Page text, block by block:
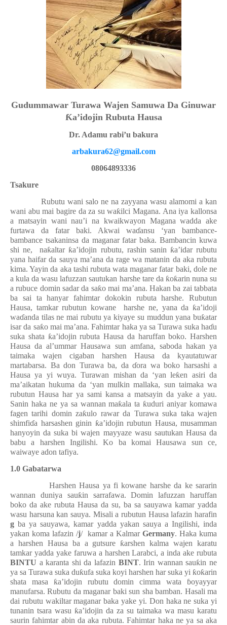
Gudummawar Turawa Wajen Samuwa Da Ginuwar
Ƙa’idojin Rubuta Hausa
Dr. Adamu rabi’u bakura
arbakura62@gmail.com
08064893336
Tsakure
Rubutu wani salo ne na zayyana wasu alamomi a kan
wani abu mai bagire da za su waƙilci Magana. Ana iya kallonsa
a matsayin wani nau’i na kwaikwayon Magana wadda ake
furtawa da fatar baki. Akwai waɗansu ‘yan bambance-
bambance tsakaninsa da maganar fatar baka. Bambancin kuwa
shi ne,
naƙaltar ƙa’idojin rubutu, rashin sanin ƙa’idar rubutu
yana haifar da sauya ma’ana da rage wa matanin da aka rubuta
kima. Yayin da aka tashi rubuta wata maganar fatar baki, dole ne
a kula da wasu lafuzzan sautukan harshe tare da ƙoƙarin nuna su
a rubuce domin sadar da saƙo mai ma’ana. Hakan ba zai tabbata
ba sai ta hanyar fahimtar dokokin rubuta harshe. Rubutun
Hausa, tamkar rubutun kowane
harshe ne, yana da ƙa’idoji
waɗanda tilas ne mai rubutu ya kiyaye su muddun yana buƙatar
isar da saƙo mai ma’ana. Fahimtar haka ya sa Turawa suka haɗu
suka shata ƙa’idojin rubuta Hausa da haruffan boko. Harshen
Hausa da al’ummar Hausawa sun amfana, saboda hakan ya
taimaka wajen cigaban harshen Hausa da kyautatuwar
martabarsa. Ba don Turawa ba, da ɗora wa boko harsashi a
Hausa ya yi wuya. Turawan mishan da ‘yan leƙen asiri da
ma’aikatan hukuma da ‘yan mulkin mallaka, sun taimaka wa
rubutun Hausa har ya sami kansa a matsayin da yake a yau.
Sanin haka ne ya sa wannan maƙala ta ƙuduri aniyar komawa
fagen tarihi domin zaƙulo rawar da Turawa suka taka wajen
shimfiɗa harsashen ginin ƙa’idojin rubutun Hausa, musamman
hanyoyin da suka bi wajen mayyaze wasu sautukan Hausa da
babu a harshen Ingilishi. Ko ba komai Hausawa sun ce,
waiwaye adon tafiya.
1.0 Gabatarwa
Harshen Hausa ya fi kowane harshe da ke sararin
wannan duniya sauƙin sarrafawa. Domin lafuzzan haruffan
boko da ake rubuta Hausa da su, ba sa sauyawa kamar yadda
wasu harsuna kan sauya. Misali a rubutun Hausa lafazin harafin
g ba ya sauyawa, kamar yadda yakan sauya a Ingilishi, inda
yakan koma lafazin /j/ kamar a Kalmar Germany. Haka kuma
a harshen Hausa ba a gutsure ƙarshen kalma wajen karatu
tamkar yadda yake faruwa a harshen Larabci, a inda ake rubuta
BINTU a karanta shi da lafazin BINT. Irin wannan sauƙin ne
ya sa Turawa suka duƙufa suka koyi harshen har suka yi ƙoƙarin
shata masa ƙa’idojin rubutu domin cimma wata ɓoyayyar
manufarsa. Rubutu da maganar baki sun sha bamban. Hasali ma
dai rubutu wakiltar maganar baka yake yi. Don haka ne suka yi
tunanin tsara wasu ƙa’idojin da za su taimaka wa masu karatu
saurin fahimtar abin da aka rubuta. Fahimtar haka ne ya sa aka